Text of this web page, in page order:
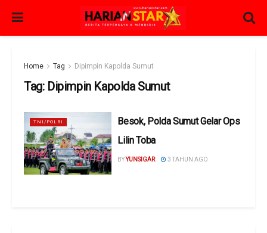
Home Tag Dipimpin Kapolda Sumut
Tag: Dipimpin Kapolda Sumut
TNI/POLRI
Besok, Polda Sumut Gelar Ops
Lilin Toba
BYYUNSIGAR 3 TAHUN AGO